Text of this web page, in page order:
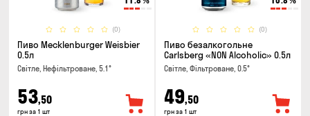
(0)
Пиво Mecklenburger Weisbier
0.5л
Світле, Нефільтроване, 5.1°
53,50
грн за 1 шт
(0)
Пиво безалкогольне
Carlsberg «NON Alcoholic» 0.5л
Світле, Фільтроване, 0.5°
49,50
грн за 1 шт